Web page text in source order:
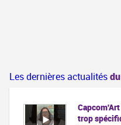
Les dernières actualités
trop